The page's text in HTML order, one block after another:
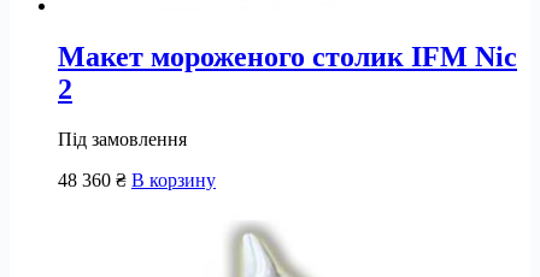
Макет мороженого столик IFM Nic
2
Під замовлення
48 360 ₴ В корзину